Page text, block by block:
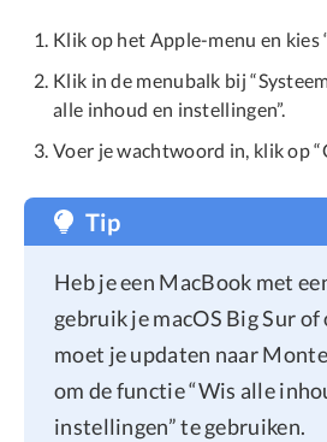
Klik op het Apple-menu en kies
Klik in de menubalk bij
alle inhoud en instellingen”.
Voer je wachtwoord in, klik op
Tip
Heb je een MacBook met
gebruik je macOS Big Sur of
moet je updaten naar
om de functie “Wis alle
instellingen” te gebruiken.